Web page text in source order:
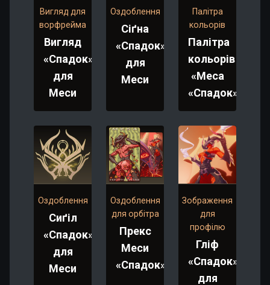
Вигляд для
ворфрейма
Вигляд
«Спадок»
для
Меси
Оздоблення
Сіґна
«Спадок»
для
Меси
Палітра
кольорів
Палітра
кольорів
«Меса
«Спадок»»
Оздоблення
Сиґіл
«Спадок»
для
Меси
Оздоблення
для орбітра
Прекс
Меси
«Спадок»
Зображення
для
профілю
Гліф
«Спадок»
для